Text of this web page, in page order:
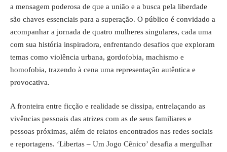
a mensagem poderosa de que a união e a busca pela liberdade
são chaves essenciais para a superação. O público é convidado a
acompanhar a jornada de quatro mulheres singulares, cada uma
com sua história inspiradora, enfrentando desafios que exploram
temas como violência urbana, gordofobia, machismo e
homofobia, trazendo à cena uma representação autêntica e
provocativa.
A fronteira entre ficção e realidade se dissipa, entrelaçando as
vivências pessoais das atrizes com as de seus familiares e
pessoas próximas, além de relatos encontrados nas redes sociais
e reportagens. ‘Libertas – Um Jogo Cênico’ desafia a mergulhar